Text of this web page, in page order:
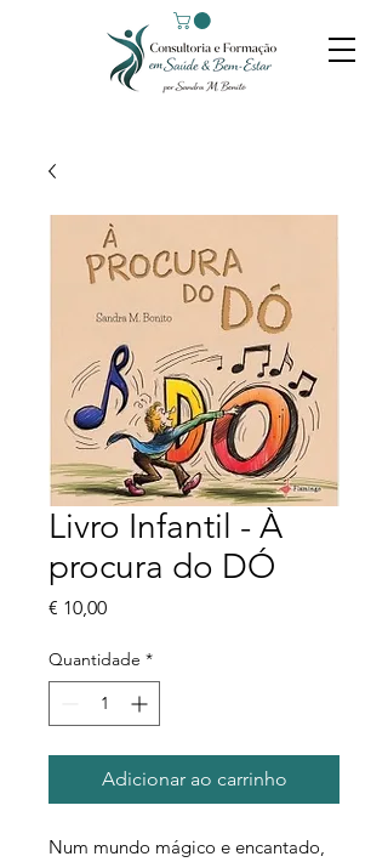
Livro Infantil - À
procura do DÓ
€ 10,00Preço
Quantidade *
Adicionar ao carrinho
Num mundo mágico e encantado,